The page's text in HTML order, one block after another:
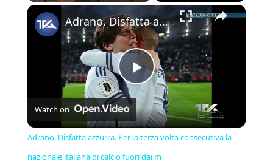
Unmute ×
Play
Video
Adrano. Disfatta azzurra. Per la terza volta consecutiva la nazionale italiana di calcio fuori dai m
Watch on
Adrano. Disfatta azzurra. Per la terza volta consecutiva la
nazionale italiana di calcio fuori dai m